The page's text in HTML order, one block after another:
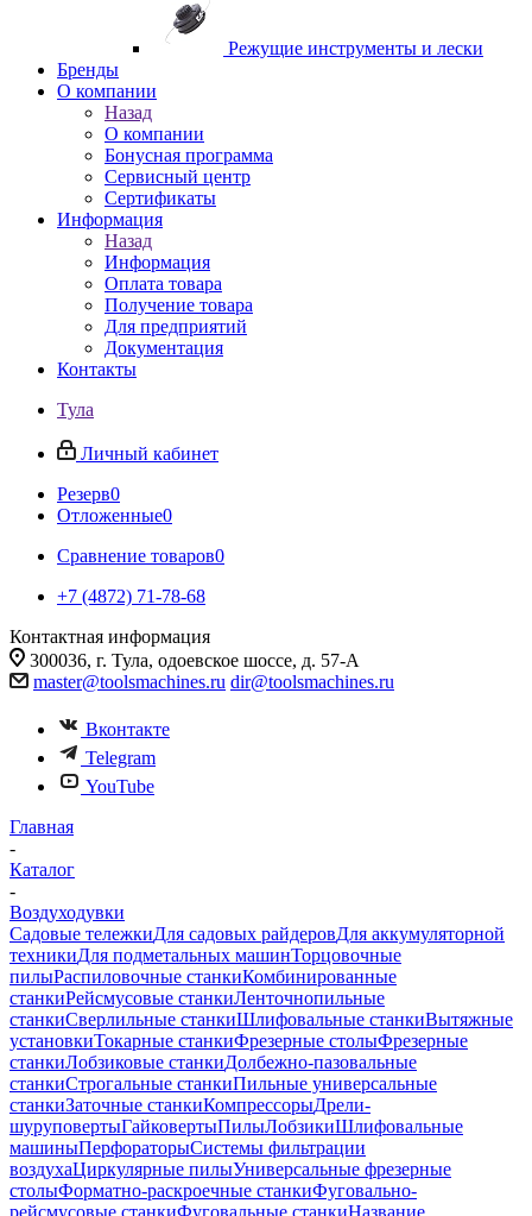
Режущие инструменты и лески
Бренды
О компании
Назад
О компании
Бонусная программа
Сервисный центр
Сертификаты
Информация
Назад
Информация
Оплата товара
Получение товара
Для предприятий
Документация
Контакты
Тула
Личный кабинет
Резерв0
Отложенные0
Сравнение товаров0
+7 (4872) 71-78-68
Контактная информация
300036, г. Тула, одоевское шоссе, д. 57-А
master@toolsmachines.ru dir@toolsmachines.ru
Вконтакте
Telegram
YouTube
Главная
-
Каталог
-
Воздуходувки
Садовые тележкиДля садовых райдеровДля аккумуляторной
техникиДля подметальных машинТорцовочные
пилыРаспиловочные станкиКомбинированные
станкиРейсмусовые станкиЛенточнопильные
станкиСверлильные станкиШлифовальные станкиВытяжные
установкиТокарные станкиФрезерные столыФрезерные
станкиЛобзиковые станкиДолбежно-пазовальные
станкиСтрогальные станкиПильные универсальные
станкиЗаточные станкиКомпрессорыДрели-
шуруповертыГайковертыПилыЛобзикиШлифовальные
машиныПерфораторыСистемы фильтрации
воздухаЦиркулярные пилыУниверсальные фрезерные
столыФорматно-раскроечные станкиФуговально-
рейсмусовые станкиФуговальные станкиНазвание